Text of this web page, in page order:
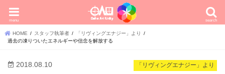
search
menu
HOME スタッフ執筆者
「リヴィングエナジー」より
過去の凍りついたエネルギーや信念を解放する
「リヴィングエナジー」より
2018.08.10